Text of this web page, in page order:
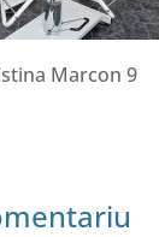
Marcon 9